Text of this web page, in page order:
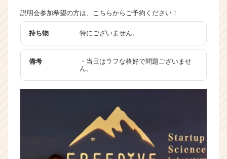
説明会参加希望の方は、こちらからご予約ください！
持ち物 特にございません。
備考
・当日はラフな格好で問題ございませ
ん。